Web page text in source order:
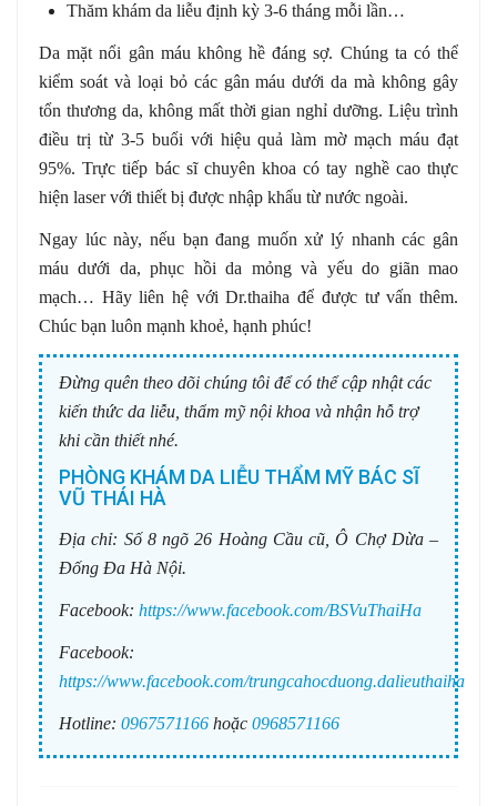
Thăm khám da liễu định kỳ 3-6 tháng mỗi lần…
Da mặt nổi gân máu không hề đáng sợ. Chúng ta có thể
kiểm soát và loại bỏ các gân máu dưới da mà không gây
tổn thương da, không mất thời gian nghỉ dưỡng. Liệu trình
điều trị từ 3-5 buổi với hiệu quả làm mờ mạch máu đạt
95%. Trực tiếp bác sĩ chuyên khoa có tay nghề cao thực
hiện laser với thiết bị được nhập khẩu từ nước ngoài.
Ngay lúc này, nếu bạn đang muốn xử lý nhanh các gân
máu dưới da, phục hồi da mỏng và yếu do giãn mao
mạch… Hãy liên hệ với Dr.thaiha để được tư vấn thêm.
Chúc bạn luôn mạnh khoẻ, hạnh phúc!
Đừng quên theo dõi chúng tôi để có thể cập nhật các
kiến thức da liễu, thẩm mỹ nội khoa và nhận hỗ trợ
khi cần thiết nhé.
PHÒNG KHÁM DA LIỄU THẨM MỸ BÁC SĨ
VŨ THÁI HÀ
Địa chỉ: Số 8 ngõ 26 Hoàng Cầu cũ, Ô Chợ Dừa –
Đống Đa Hà Nội.
Facebook: https://www.facebook.com/BSVuThaiHa
Facebook:
https://www.facebook.com/trungcahocduong.dalieuthaiha
Hotline: 0967571166 hoặc 0968571166